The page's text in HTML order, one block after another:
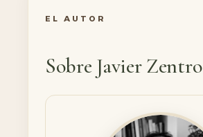
EL AUTOR
Sobre Javier Zentro